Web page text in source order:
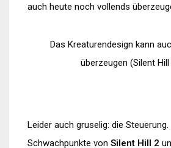
auch heute noch vollends
Das Kreaturendesign kann
überzeugen (Silent Hill
Leider auch gruselig: die
Schwachpunkte von Silent Hill 2